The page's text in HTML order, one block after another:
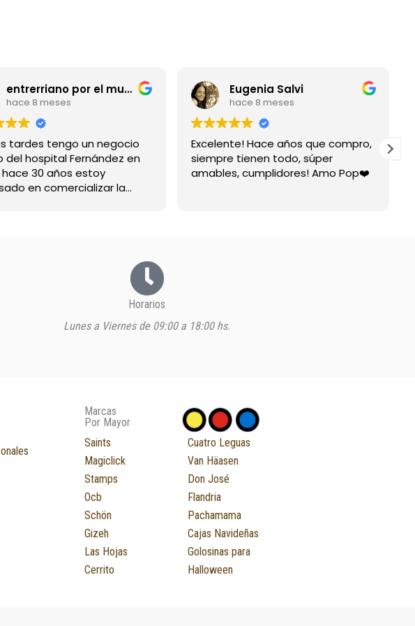
entrerriano por el mundo
hace 8 meses
tardes tengo un negocio
del hospital Fernández en
30 años estoy
en comercializar la
Eugenia Salvi
hace 8 meses
Excelente! Hace años que compro,
siempre tienen todo, súper
amables, cumplidores! Amo Pop❤️
Horarios
Lunes a Viernes de 09:00 a 18:00 hs.
Marcas
Por Mayor
Saints
Magiclick
Stamps
Ocb
Schön
Gizeh
Las Hojas
Cerrito
Cuatro Leguas
Van Häasen
Don José
Flandria
Pachamama
Cajas Navideñas
Golosinas para
Halloween